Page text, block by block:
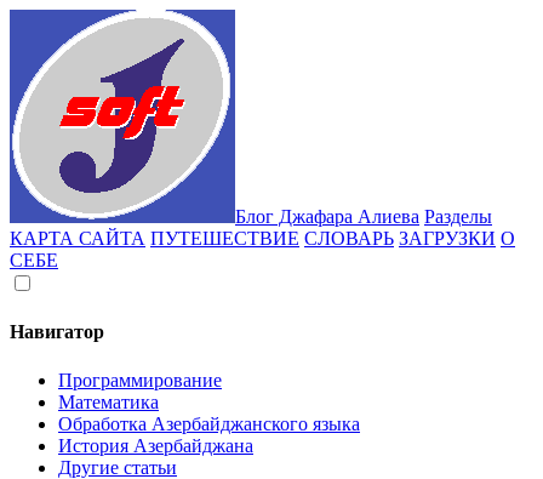
Блог Джафара Алиева Разделы
КАРТА САЙТА ПУТЕШЕСТВИЕ СЛОВАРЬ ЗАГРУЗКИ О
СЕБЕ
Навигатор
Программирование
Математика
Обработка Азербайджанского языка
История Азербайджана
Другие статьи